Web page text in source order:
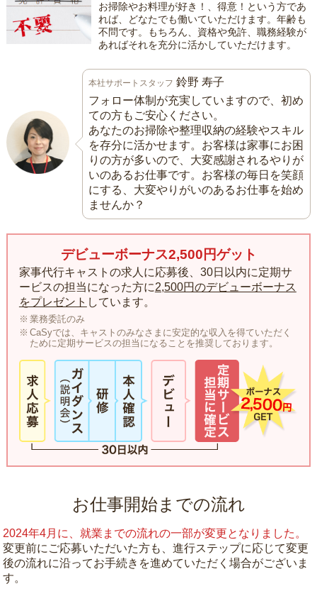
お掃除やお料理が好き！、得意！という方であ
れば、どなたでも働いていただけます。年齢も
不問です。もちろん、資格や免許、職務経験が
あればそれを充分に活かしていただけます。
本社サポートスタッフ 鈴野 寿子
フォロー体制が充実していますので、初め
ての方もご安心ください。
あなたのお掃除や整理収納の経験やスキル
を存分に活かせます。お客様は家事にお困
りの方が多いので、大変感謝されるやりが
いのあるお仕事です。お客様の毎日を笑顔
にする、大変やりがいのあるお仕事を始め
ませんか？
デビューボーナス2,500円ゲット
家事代行キャストの求人に応募後、30日以内に定期サ
ービスの担当になった方に2,500円のデビューボーナス
をプレゼント しています。
業務委託のみ
CaSyでは、キャストのみなさまに安定的な収入を得ていただく
ために定期サービスの担当になることを推奨しております。
お仕事開始までの流れ
2024年4月に、就業までの流れの一部が変更となりました。
変更前にご応募いただいた方も、進行ステップに応じて変更
後の流れに沿ってお手続きを進めていただく場合がございま
す。